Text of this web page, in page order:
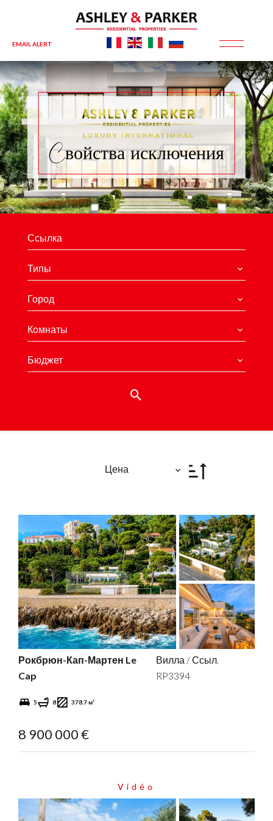
EMAIL ALERT
Cвойства исключения
Типы
Город
Комнаты
Бюджет
Цена
Рокбрюн-Кап-Мартен Le
Cap
Вилла / Ссыл.
RP3394
5 8 378.7 м²
8 900 000 €
Vidéo